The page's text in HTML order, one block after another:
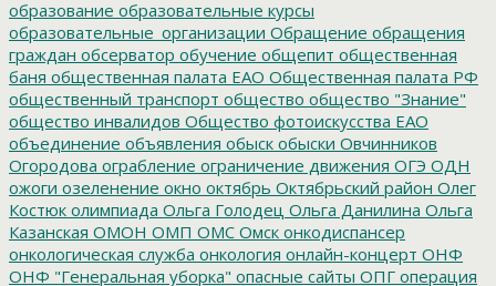
образование образовательные курсы
образовательные_организации Обращение обращения
граждан обсерватор обучение общепит общественная
баня общественная палата ЕАО Общественная палата РФ
общественный транспорт общество общество "Знание"
общество инвалидов Общество фотоискусства ЕАО
объединение объявления обыск обыски Овчинников
Огородова ограбление ограничение движения ОГЭ ОДН
ожоги озеленение окно октябрь Октябрьский район Олег
Костюк олимпиада Ольга Голодец Ольга Данилина Ольга
Казанская ОМОН ОМП ОМС Омск онкодиспансер
онкологическая служба онкология онлайн-концерт ОНФ
ОНФ "Генеральная уборка" опасные сайты ОПГ операция